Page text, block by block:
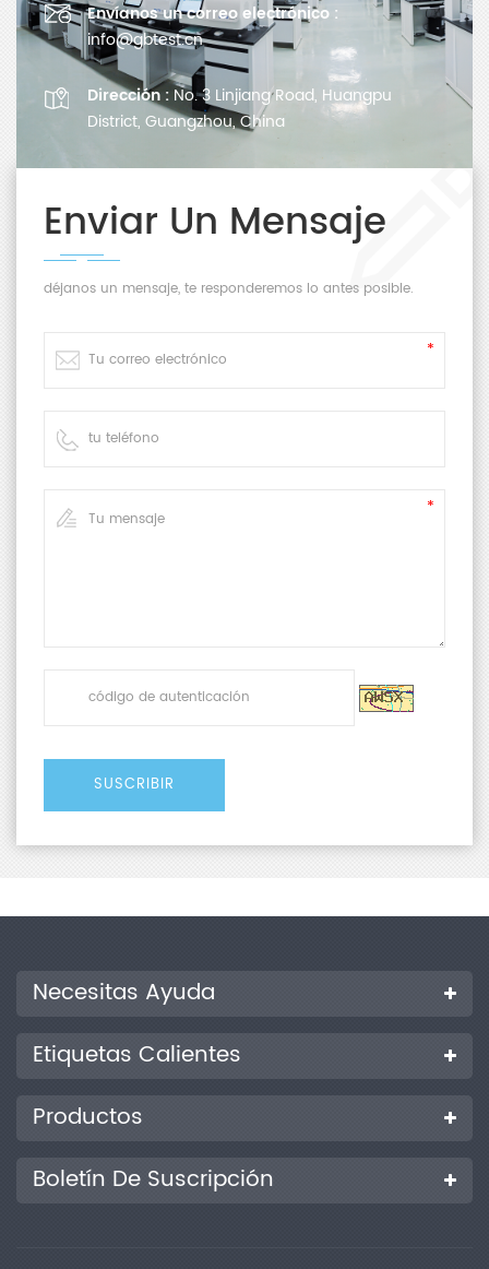
Envíanos un correo electrónico :
info@gbtest.cn
Dirección : No. 3 Linjiang Road, Huangpu
District, Guangzhou, China
Enviar Un Mensaje
déjanos un mensaje, te responderemos lo antes posible.
Necesitas Ayuda
Etiquetas Calientes
Productos
Boletín De Suscripción